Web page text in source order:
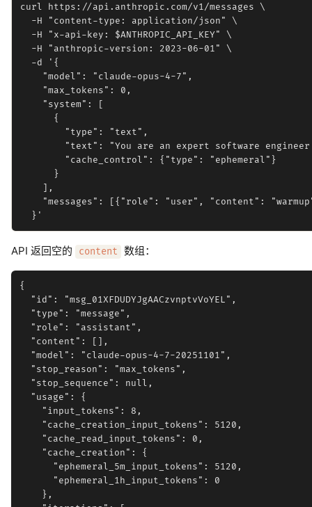
curl https://api.anthropic.com/v1/messages \
  -H "content-type: application/json" \
  -H "x-api-key: $ANTHROPIC_API_KEY" \
  -H "anthropic-version: 2023-06-01" \
  -d '{
    "model": "claude-opus-4-7",
    "max_tokens": 0,
    "system": [
      {
        "type": "text",
"text": "You are an expert software
        "cache_control": {"type": "ephemeral"}
      }
    ],
"messages": [{"role": "user", "content":
API 返回空的 content 数组：
{
  "id": "msg_01XFDUDYJgAACzvnptvVoYEL",
  "type": "message",
  "role": "assistant",
  "content": [],
  "model": "claude-opus-4-7-20251101",
  "stop_reason": "max_tokens",
  "stop_sequence": null,
  "usage": {
    "input_tokens": 8,
    "cache_creation_input_tokens": 5120,
    "cache_read_input_tokens": 0,
    "cache_creation": {
      "ephemeral_5m_input_tokens": 5120,
      "ephemeral_1h_input_tokens": 0
    },